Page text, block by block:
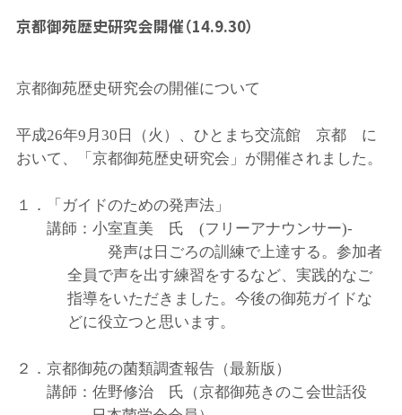
京都御苑歴史研究会開催（14.9.30）
京都御苑歴史研究会の開催について
平成26年9月30日（火）、ひとまち交流館 京都 に
おいて、「京都御苑歴史研究会」が開催されました。
１．「ガイドのための発声法」
講師：小室直美 氏 (フリーアナウンサー)-
発声は日ごろの訓練で上達する。参加者
全員で声を出す練習をするなど、実践的なご
指導をいただきました。今後の御苑ガイドな
どに役立つと思います。
２．京都御苑の菌類調査報告（最新版）
講師：佐野修治 氏（京都御苑きのこ会世話役